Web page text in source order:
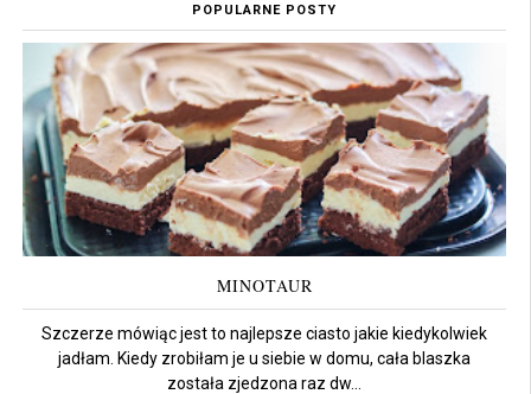
POPULARNE POSTY
MINOTAUR
Szczerze mówiąc jest to najlepsze ciasto jakie kiedykolwiek
jadłam. Kiedy zrobiłam je u siebie w domu, cała blaszka
została zjedzona raz dw...